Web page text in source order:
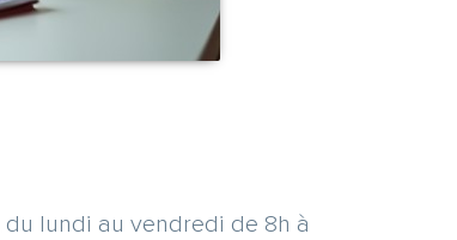
du lundi au vendredi de 8h à